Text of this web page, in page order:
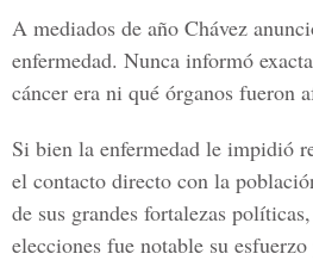
A mediados de año Chávez
enfermedad. Nunca informó
cáncer era ni qué órganos fueron
Si bien la enfermedad le impidió
el contacto directo con la
de sus grandes fortalezas
elecciones fue notable su